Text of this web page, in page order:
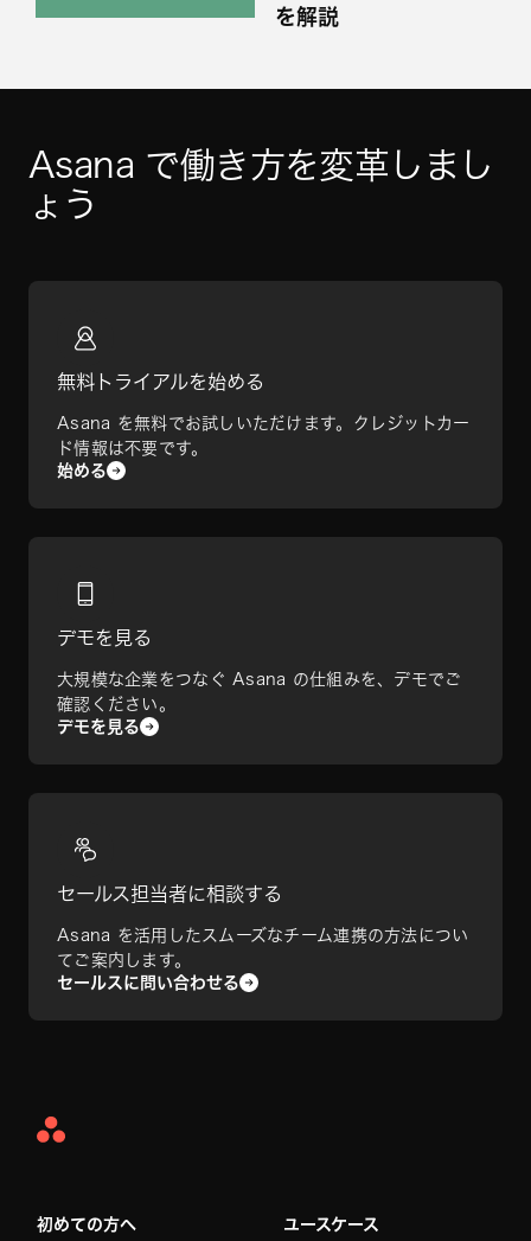
を解説
Asana で働き方を変革しまし
ょう
無料トライアルを始める
Asana を無料でお試しいただけます。クレジットカー
ド情報は不要です。
始める
デモを見る
大規模な企業をつなぐ Asana の仕組みを、デモでご
確認ください。
デモを見る
セールス担当者に相談する
Asana を活用したスムーズなチーム連携の方法につい
てご案内します。
セールスに問い合わせる
Asana
初めての方へ ユースケース